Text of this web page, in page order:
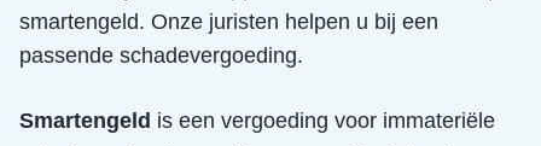
smartengeld. Onze juristen helpen u bij een
passende schadevergoeding.
Smartengeld is een vergoeding voor immateriële